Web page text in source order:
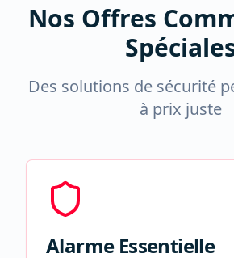
Nos Offres
Des solutions de sécurité
à prix juste
Alarme Essentielle